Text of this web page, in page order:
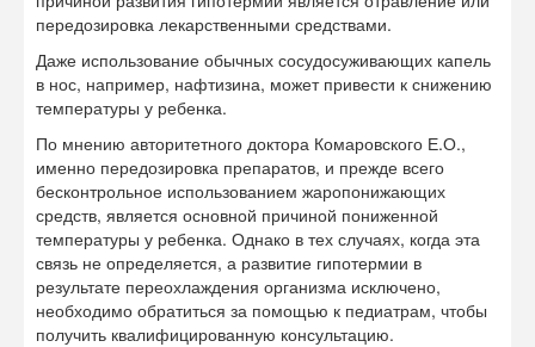
передозировка лекарственными средствами.
Даже использование обычных сосудосуживающих капель
в нос, например, нафтизина, может привести к снижению
температуры у ребенка.
По мнению авторитетного доктора Комаровского Е.О.,
именно передозировка препаратов, и прежде всего
бесконтрольное использованием жаропонижающих
средств, является основной причиной пониженной
температуры у ребенка. Однако в тех случаях, когда эта
связь не определяется, а развитие гипотермии в
результате переохлаждения организма исключено,
необходимо обратиться за помощью к педиатрам, чтобы
получить квалифицированную консультацию.